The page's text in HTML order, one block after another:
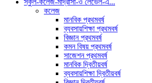
কলেজ
মানবিক প্রথমবর্ষ
ব্যবসায়শিক্ষা প্রথমবর্ষ
বিজ্ঞান প্রথমবর্ষ
কমন বিষয় প্রথমবর্ষ
সাজেশন প্রথমবর্ষ
মানবিক দ্বিতীয়বর্ষ
ব্যবসায়শিক্ষা দ্বিতীয়বর্ষ